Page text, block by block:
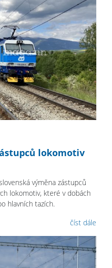
lokomotiv
výměna zástupců
lokomotiv, které v dobách
hlavních tazích.
číst dále